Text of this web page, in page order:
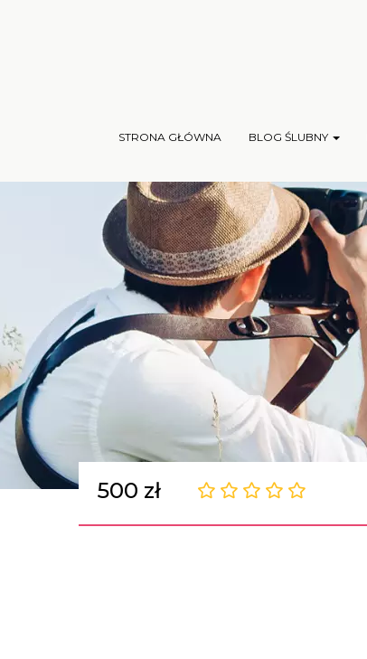
STRONA GŁÓWNA BLOG ŚLUBNY
500 zł